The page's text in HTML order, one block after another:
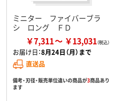
ミニター ファイバーブラ
シ ロング ＦＤ
￥7,311 ￥13,031
お届け日：8月24日（月）まで
直送品
備考・刃径・販売単位違いの商品が3商品あり
ます